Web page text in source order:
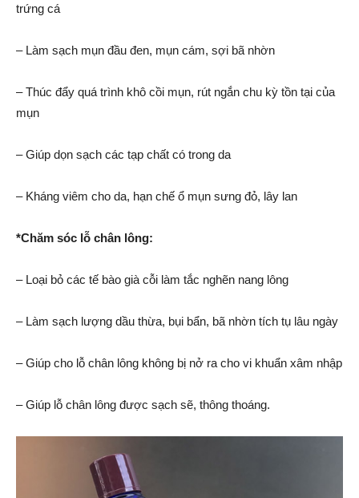
trứng cá
– Làm sạch mụn đầu đen, mụn cám, sợi bã nhờn
– Thúc đẩy quá trình khô cồi mụn, rút ngắn chu kỳ tồn tại củ​​​​​a
mụn
– Giúp dọn sạch các tạp chất có trong da
– Kháng viêm cho da, hạn chế ổ mụn sưng đỏ, lây lan
*Chăm sóc lỗ chân lông:
– Loại bỏ các tế bào già cỗi làm tắc nghẽn nang lông
– Làm sạch lượng dầu thừa, bụi bẩn, bã nhờn tích tụ lâu ngày
– Giúp cho lỗ chân lông không bị nở ra cho vi khuẩn xâm nhập
– Giúp lỗ chân lông được sạch sẽ, thông thoáng.